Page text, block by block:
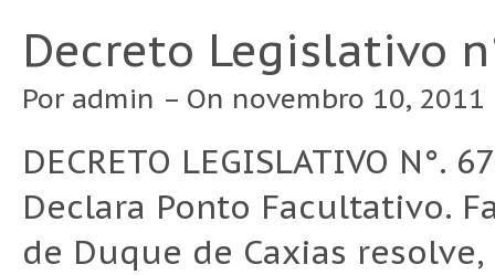
Decreto Legislativo
Por admin – On novembro 10,
DECRETO LEGISLATIVO N°.
Declara Ponto Facultativo.
de Duque de Caxias